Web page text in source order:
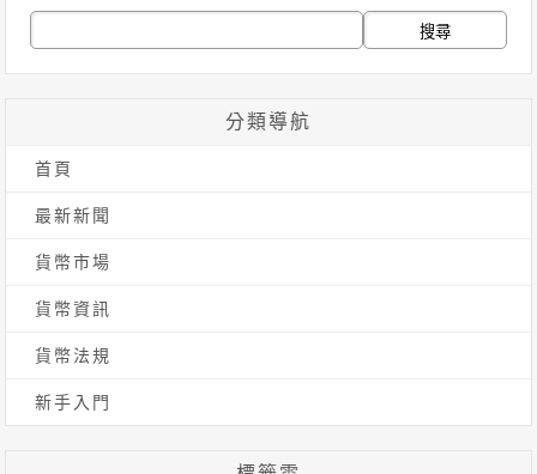
字:
分類導航
首頁
最新新聞
貨幣市場
貨幣資訊
貨幣法規
新手入門